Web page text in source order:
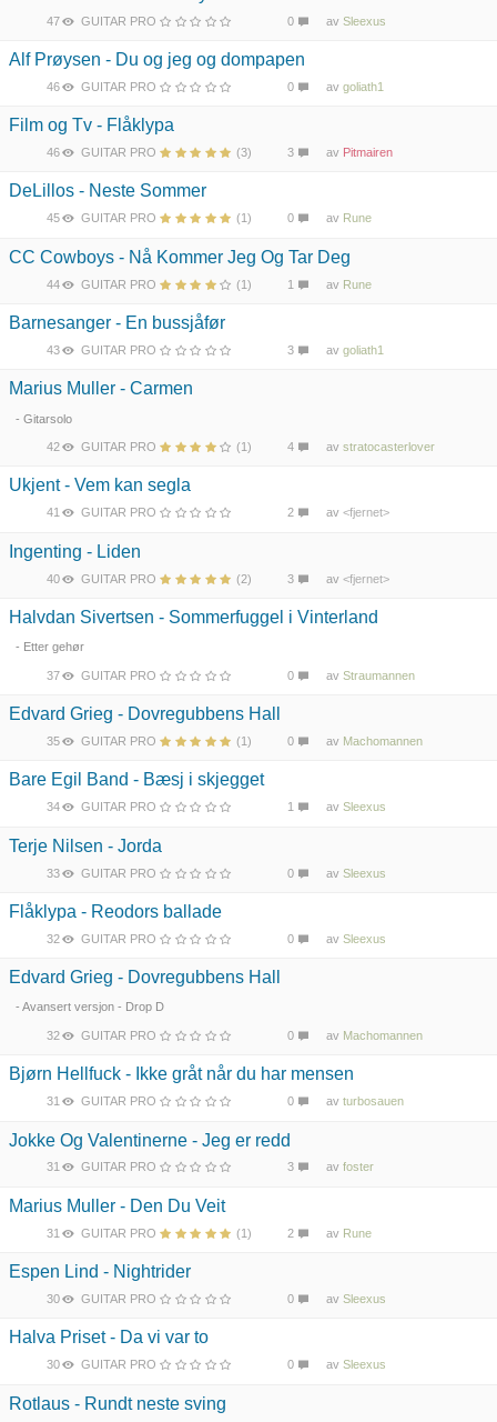
47 GUITAR PRO 0 avSleexus
Alf Prøysen - Du og jeg og dompapen
46 GUITAR PRO 0 avgoliath1
Film og Tv - Flåklypa
46 GUITAR PRO (3) 3 av Pitmairen
DeLillos - Neste Sommer
45 GUITAR PRO (1) 0 av Rune
CC Cowboys - Nå Kommer Jeg Og Tar Deg
44 GUITAR PRO (1) 1 av Rune
Barnesanger - En bussjåfør
43 GUITAR PRO 3 avgoliath1
Marius Muller - Carmen
- Gitarsolo
42 GUITAR PRO (1) 4 avstratocasterlover
Ukjent - Vem kan segla
41 GUITAR PRO 2 av<fjernet>
Ingenting - Liden
40 GUITAR PRO (2) 3 av<fjernet>
Halvdan Sivertsen - Sommerfuggel i Vinterland
- Etter gehør
37 GUITAR PRO 0 avStraumannen
Edvard Grieg - Dovregubbens Hall
35 GUITAR PRO (1) 0 av Machomannen
Bare Egil Band - Bæsj i skjegget
34 GUITAR PRO 1 avSleexus
Terje Nilsen - Jorda
33 GUITAR PRO 0 avSleexus
Flåklypa - Reodors ballade
32 GUITAR PRO 0 avSleexus
Edvard Grieg - Dovregubbens Hall
- Avansert versjon - Drop D
32 GUITAR PRO 0 av Machomannen
Bjørn Hellfuck - Ikke gråt når du har mensen
31 GUITAR PRO 0 avturbosauen
Jokke Og Valentinerne - Jeg er redd
31 GUITAR PRO 3 avfoster
Marius Muller - Den Du Veit
31 GUITAR PRO (1) 2 av Rune
Espen Lind - Nightrider
30 GUITAR PRO 0 avSleexus
Halva Priset - Da vi var to
30 GUITAR PRO 0 avSleexus
Rotlaus - Rundt neste sving